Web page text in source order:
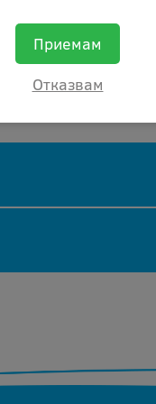
и на другите
да закупят ael
Приемам
Отказвам